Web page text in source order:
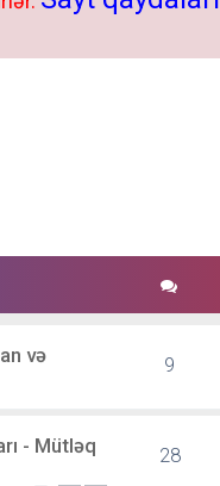
və
9
- Mütləq
28